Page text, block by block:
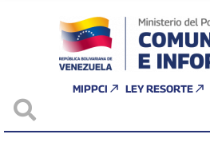
MIPPCI LEY RESORTE